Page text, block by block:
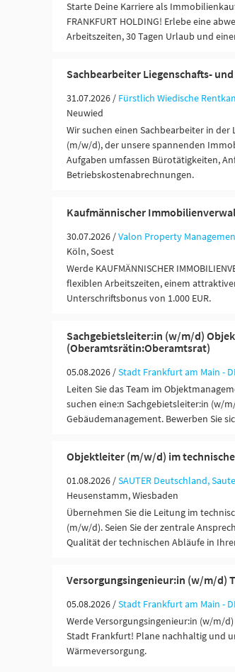
Starte Deine Karriere als
FRANKFURT HOLDING! Erlebe eine
Arbeitszeiten, 30 Tagen Urlaub und
Sachbearbeiter Liegenschafts-
31.07.2026 / Fürstlich Wiedische
Neuwied
Wir suchen einen Sachbearbeiter in
(m/w/d), der unsere spannenden
Aufgaben umfassen Bürotätigkeiten,
Betriebskostenabrechnungen.
Kaufmännischer
30.07.2026 /Valon Property
Köln, Soest
Werde KAUFMÄNNISCHER
flexiblen Arbeitszeiten, einem
Unterschriftsbonus von 1.000 EUR.
Sachgebietsleiter:in (w/m/d)
(Oberamtsrätin:Oberamtsrat)
05.08.2026 /Stadt Frankfurt am Main -
Leiten Sie das Team im
suchen eine:n Sachgebietsleiter:in (w/
Gebäudemanagement. Bewerben Sie
Objektleiter (m/w/d) im
01.08.2026 /SAUTER Deutschland,
Heusenstamm, Wiesbaden
Übernehmen Sie die Leitung im
(m/w/d). Seien Sie der zentrale
Qualität der technischen Abläufe in
Versorgungsingenieur:in (w/m/d)
05.08.2026 /Stadt Frankfurt am Main -
Werde Versorgungsingenieur:in (w/m/
Stadt Frankfurt! Plane nachhaltig und
Wärmeversorgung.